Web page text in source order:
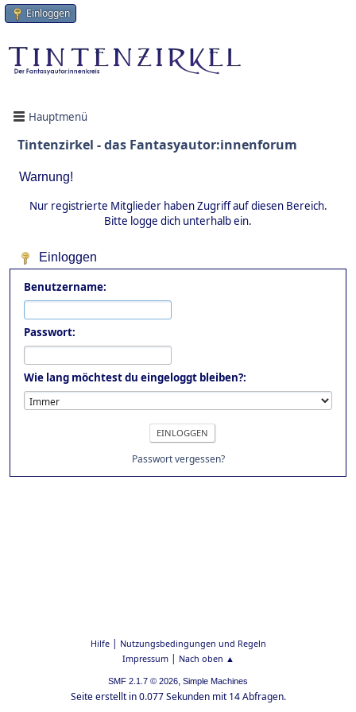
Einloggen
Hauptmenü
Tintenzirkel - das Fantasyautor:innenforum
Warnung!
Nur registrierte Mitglieder haben Zugriff auf diesen Bereich.
Bitte logge dich unterhalb ein.
Einloggen
Benutzername:
Passwort:
Wie lang möchtest du eingeloggt bleiben?:
Passwort vergessen?
Hilfe| Nutzungsbedingungen und Regeln
Impressum| Nach oben ▲
SMF 2.1.7 © 2026, Simple Machines
Seite erstellt in 0.077 Sekunden mit 14 Abfragen.